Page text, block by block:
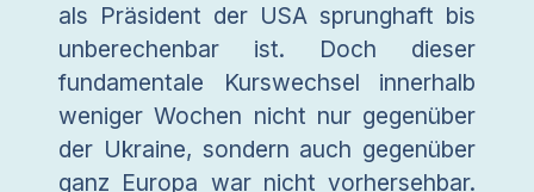
als Präsident der USA sprunghaft bis
unberechenbar ist. Doch dieser
fundamentale Kurswechsel innerhalb
weniger Wochen nicht nur gegenüber
der Ukraine, sondern auch gegenüber
ganz Europa war nicht vorhersehbar.